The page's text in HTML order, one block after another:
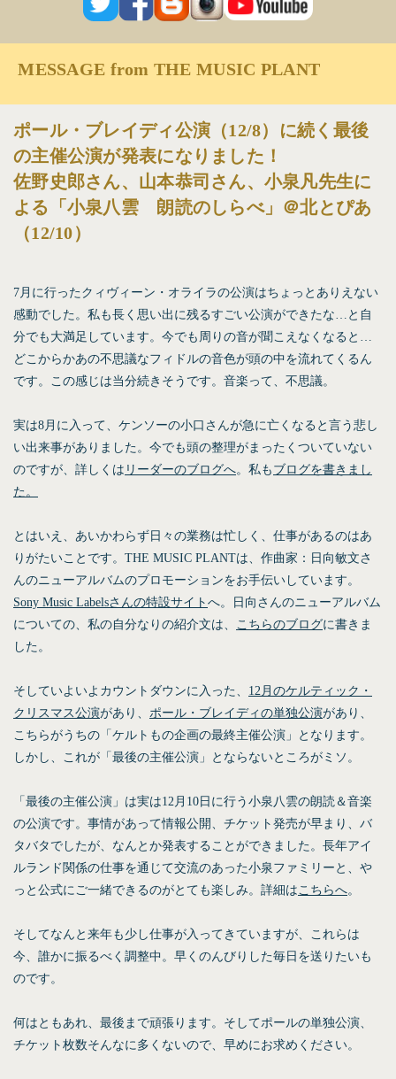
MESSAGE from THE MUSIC PLANT
ポール・ブレイディ公演（12/8）に続く最後
の主催公演が発表になりました！
佐野史郎さん、山本恭司さん、小泉凡先生に
よる「小泉八雲 朗読のしらべ」＠北とぴあ
（12/10）
7月に行ったクィヴィーン・オライラの公演はちょっとありえない
感動でした。私も長く思い出に残るすごい公演ができたな…と自
分でも大満足しています。今でも周りの音が聞こえなくなると…
どこからかあの不思議なフィドルの音色が頭の中を流れてくるん
です。この感じは当分続きそうです。音楽って、不思議。
実は8月に入って、ケンソーの小口さんが急に亡くなると言う悲し
い出来事がありました。今でも頭の整理がまったくついていない
のですが、詳しくは リーダーのブログへ。私も ブログを書きまし
た。
とはいえ、あいかわらず日々の業務は忙しく、仕事があるのはあ
りがたいことです。THE MUSIC PLANTは、作曲家： 日向敏文さ
んのニューアルバムのプロモーションをお手伝いしています。
Sony Music Labelsさんの特設サイト へ。日向さんのニューアルバム
についての、私の自分なりの紹介文は、 こちらのブログに書きま
した。
そしていよいよカウントダウンに入った、 12月のケルティック・
クリスマス公演があり、 ポール・ブレイディの単独公演があり、
こちらがうちの「ケルトもの企画の最終主催公演」となります。
しかし、これが「最後の主催公演」とならないところがミソ。
「最後の主催公演」は実は12月10日に行う小泉八雲の朗読＆音楽
の公演です。事情があって情報公開、チケット発売が早まり、バ
タバタでしたが、なんとか発表することができました。長年アイ
ルランド関係の仕事を通じて交流のあった小泉ファミリーと、や
っと公式にご一緒できるのがとても楽しみ。詳細はこちらへ。
そしてなんと来年も少し仕事が入ってきていますが、これらは
今、誰かに振るべく調整中。早くのんびりした毎日を送りたいも
のです。
何はともあれ、最後まで頑張ります。そしてポールの単独公演、
チケット枚数そんなに多くないので、早めにお求めください。